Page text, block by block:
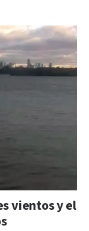
vientos y el